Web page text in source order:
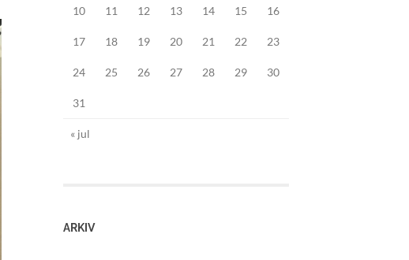
10 11 12 13 14 15 16
17 18 19 20 21 22 23
24 25 26 27 28 29 30
31
« jul
ARKIV